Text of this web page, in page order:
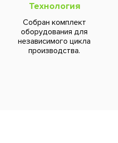
Технология
Собран комплект
оборудования для
независимого цикла
производства.